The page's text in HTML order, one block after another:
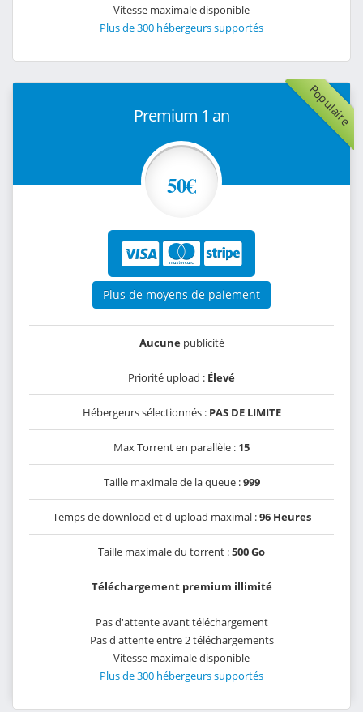
Vitesse maximale disponible
Plus de 300 hébergeurs supportés
Populaire
Premium 1 an
50€
Plus de moyens de paiement
Aucunepublicité
Priorité upload : Élevé
Hébergeurs sélectionnés : PAS DE LIMITE
Max Torrent en parallèle : 15
Taille maximale de la queue :999
Temps de download et d'upload maximal :96 Heures
Taille maximale du torrent :500 Go
Téléchargement premium illimité
Pas d'attente avant téléchargement
Pas d'attente entre 2 téléchargements
Vitesse maximale disponible
Plus de 300 hébergeurs supportés